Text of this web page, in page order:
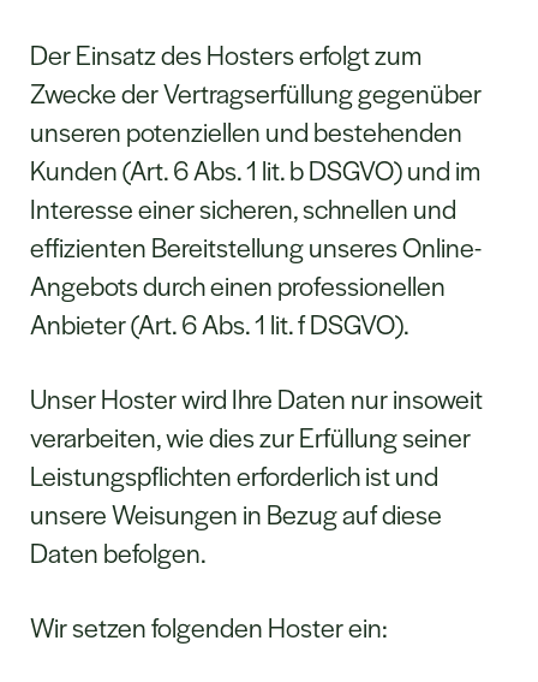
Der Einsatz des Hosters erfolgt zum
Zwecke der Vertragserfüllung gegenüber
unseren potenziellen und bestehenden
Kunden (Art. 6 Abs. 1 lit. b DSGVO) und im
Interesse einer sicheren, schnellen und
effizienten Bereitstellung unseres Online-
Angebots durch einen professionellen
Anbieter (Art. 6 Abs. 1 lit. f DSGVO).
Unser Hoster wird Ihre Daten nur insoweit
verarbeiten, wie dies zur Erfüllung seiner
Leistungspflichten erforderlich ist und
unsere Weisungen in Bezug auf diese
Daten befolgen.
Wir setzen folgenden Hoster ein: